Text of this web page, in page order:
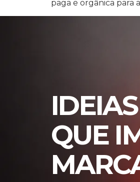
paga e orgânica para
QUE